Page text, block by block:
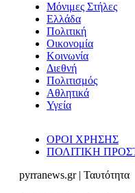
Μόνιμες Στήλες
Ελλάδα
Πολιτική
Οικονομία
Κοινωνία
Διεθνή
Πολιτισμός
Αθλητικά
Υγεία
ΟΡΟΙ ΧΡΗΣΗΣ
ΠΟΛΙΤΙΚΗ
pyrranews.gr | Ταυτότητα